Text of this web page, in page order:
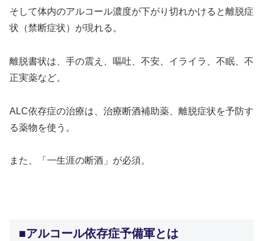
そして体内のアルコール濃度が下がり切れかけると離脱症
状（禁断症状）が現れる。
離脱書状は、手の震え、嘔吐、不安、イライラ、不眠、不
正実薬など。
ALC依存症の治療は、治療断酒補助薬、離脱症状を予防す
る薬物を使う。
また、「一生涯の断酒」が必須。
■アルコール依存症予備軍とは